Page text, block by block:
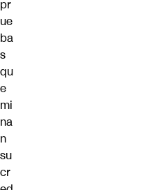
pr
ue
ba
s
qu
e
mi
na
n
su
cr